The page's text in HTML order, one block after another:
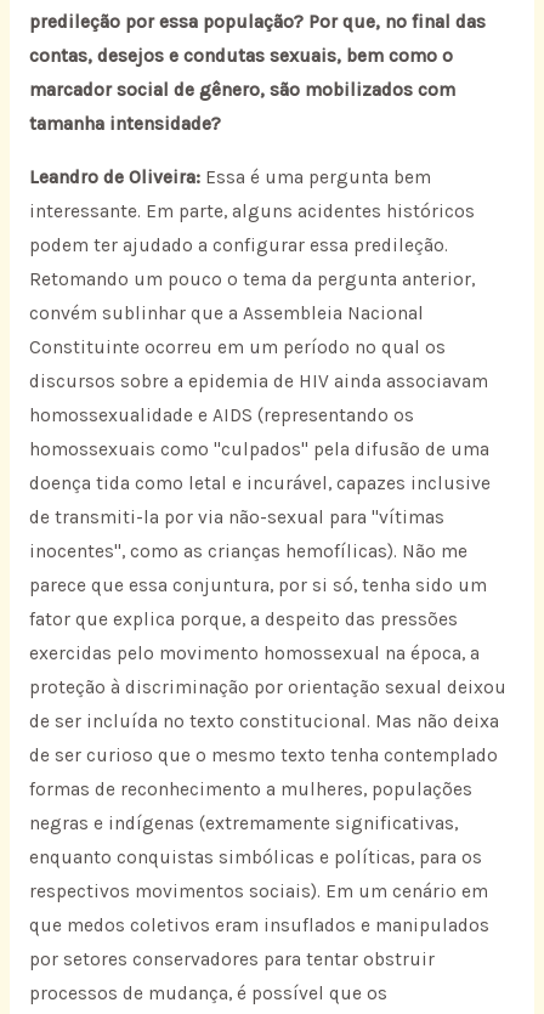
predileção por essa população? Por que, no final das
contas, desejos e condutas sexuais, bem como o
marcador social de gênero, são mobilizados com
tamanha intensidade?
Leandro de Oliveira: Essa é uma pergunta bem
interessante. Em parte, alguns acidentes históricos
podem ter ajudado a configurar essa predileção.
Retomando um pouco o tema da pergunta anterior,
convém sublinhar que a Assembleia Nacional
Constituinte ocorreu em um período no qual os
discursos sobre a epidemia de HIV ainda associavam
homossexualidade e AIDS (representando os
homossexuais como "culpados" pela difusão de uma
doença tida como letal e incurável, capazes inclusive
de transmiti-la por via não-sexual para "vítimas
inocentes", como as crianças hemofílicas). Não me
parece que essa conjuntura, por si só, tenha sido um
fator que explica porque, a despeito das pressões
exercidas pelo movimento homossexual na época, a
proteção à discriminação por orientação sexual deixou
de ser incluída no texto constitucional. Mas não deixa
de ser curioso que o mesmo texto tenha contemplado
formas de reconhecimento a mulheres, populações
negras e indígenas (extremamente significativas,
enquanto conquistas simbólicas e políticas, para os
respectivos movimentos sociais). Em um cenário em
que medos coletivos eram insuflados e manipulados
por setores conservadores para tentar obstruir
processos de mudança, é possível que os